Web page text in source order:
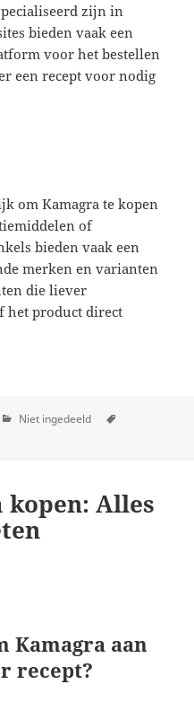
zijn in
bieden vaak een
voor het bestellen
een recept voor nodig
om Kamagra te kopen
of
bieden vaak een
merken en varianten
die liever
het product direct
Niet ingedeeld
kopen: Alles
Kamagra aan
recept?